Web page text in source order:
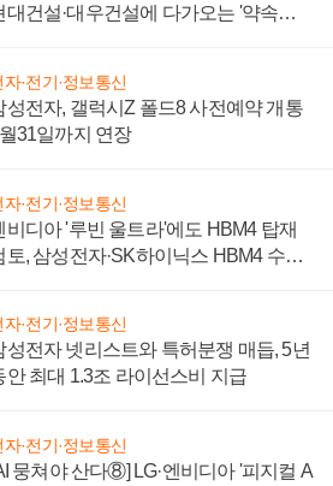
대건설·대우건설에 다가오는 '약속의
자·전기·정보통신
성전자, 갤럭시Z 폴드8 사전예약 개통
31일까지 연장
자·전기·정보통신
비디아 '루빈 울트라'에도 HBM4 탑재
토, 삼성전자·SK하이닉스 HBM4 수율
자·전기·정보통신
성전자 넷리스트와 특허분쟁 매듭, 5년
안 최대 1.3조 라이선스비 지급
자·전기·정보통신
뭉쳐야 산다⑧] LG·엔비디아 '피지컬 A